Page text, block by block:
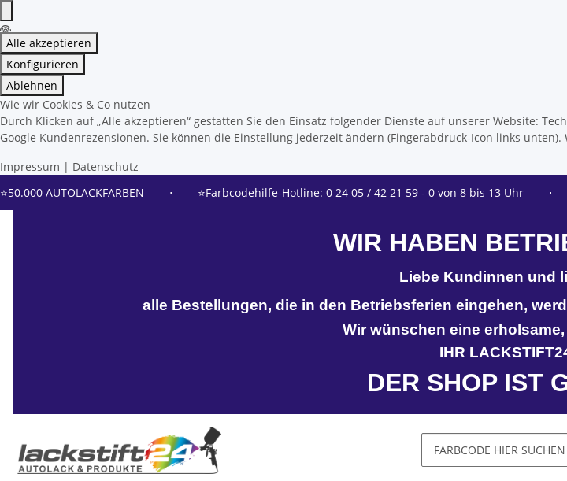
Alle akzeptieren
Konfigurieren
Ablehnen
Wie wir Cookies & Co nutzen
Durch Klicken auf „Alle akzeptieren“ gestatten Sie den Einsatz folgender Dienste auf unserer Website:
Google Kundenrezensionen. Sie können die Einstellung jederzeit ändern (Fingerabdruck-Icon links
Impressum | Datenschutz
⭐50.000 AUTOLACKFARBEN
⋅ ⭐Farbcodehilfe-Hotline: 0 24 05 / 42 21 59 - 0 von 8 bis 13 Uhr ⋅
WIR HABEN
Liebe Kundinnen und
alle Bestellungen, die in den Betriebsferien eingehen,
Wir wünschen eine
IHR
DER SHOP IST